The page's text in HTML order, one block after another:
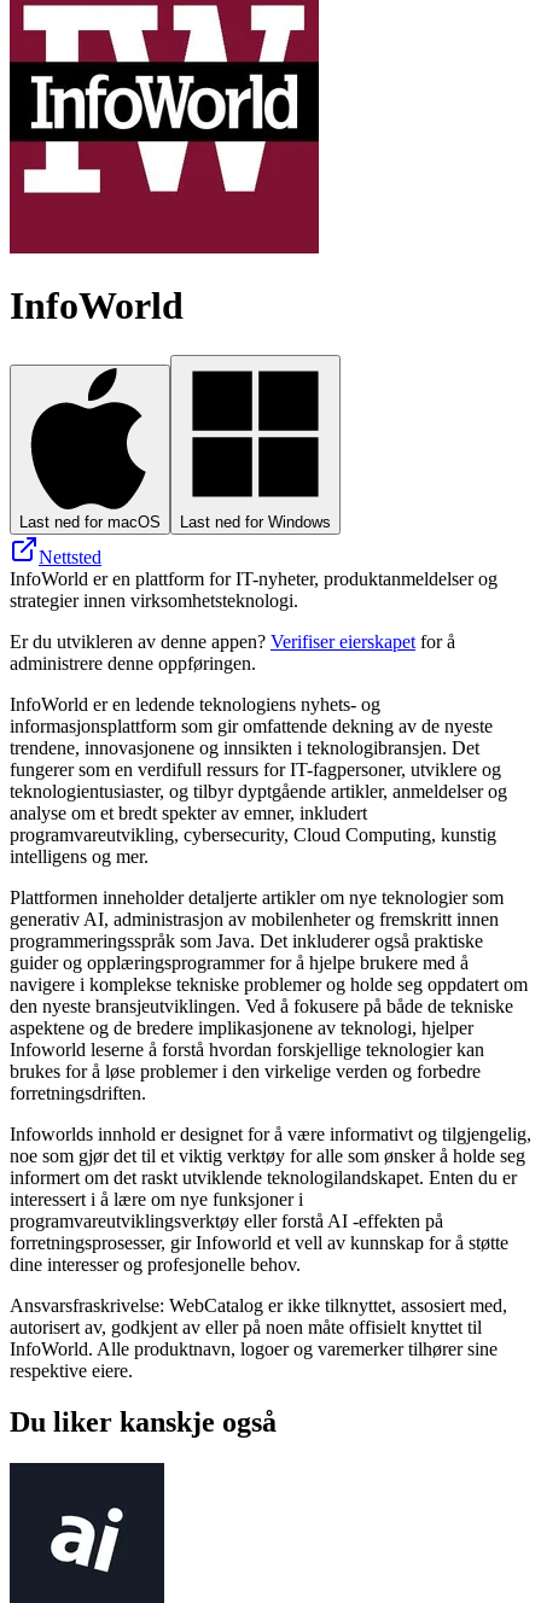
InfoWorld
Last ned for macOS Last ned for Windows
Nettsted
InfoWorld er en plattform for IT-nyheter, produktanmeldelser og
strategier innen virksomhetsteknologi.
Er du utvikleren av denne appen? Verifiser eierskapet for å
administrere denne oppføringen.
InfoWorld er en ledende teknologiens nyhets- og
informasjonsplattform som gir omfattende dekning av de nyeste
trendene, innovasjonene og innsikten i teknologibransjen. Det
fungerer som en verdifull ressurs for IT-fagpersoner, utviklere og
teknologientusiaster, og tilbyr dyptgående artikler, anmeldelser og
analyse om et bredt spekter av emner, inkludert
programvareutvikling, cybersecurity, Cloud Computing, kunstig
intelligens og mer.
Plattformen inneholder detaljerte artikler om nye teknologier som
generativ AI, administrasjon av mobilenheter og fremskritt innen
programmeringsspråk som Java. Det inkluderer også praktiske
guider og opplæringsprogrammer for å hjelpe brukere med å
navigere i komplekse tekniske problemer og holde seg oppdatert om
den nyeste bransjeutviklingen. Ved å fokusere på både de tekniske
aspektene og de bredere implikasjonene av teknologi, hjelper
Infoworld leserne å forstå hvordan forskjellige teknologier kan
brukes for å løse problemer i den virkelige verden og forbedre
forretningsdriften.
Infoworlds innhold er designet for å være informativt og tilgjengelig,
noe som gjør det til et viktig verktøy for alle som ønsker å holde seg
informert om det raskt utviklende teknologilandskapet. Enten du er
interessert i å lære om nye funksjoner i
programvareutviklingsverktøy eller forstå AI -effekten på
forretningsprosesser, gir Infoworld et vell av kunnskap for å støtte
dine interesser og profesjonelle behov.
Ansvarsfraskrivelse: WebCatalog er ikke tilknyttet, assosiert med,
autorisert av, godkjent av eller på noen måte offisielt knyttet til
InfoWorld. Alle produktnavn, logoer og varemerker tilhører sine
respektive eiere.
Du liker kanskje også